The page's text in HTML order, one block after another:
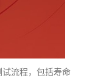
试流程，包括寿命